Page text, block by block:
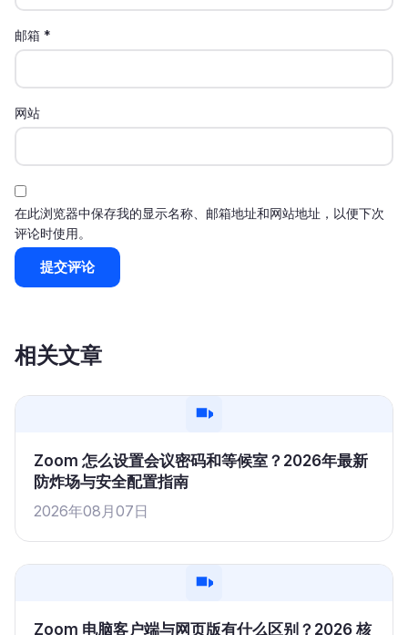
邮箱 *
网站
在此浏览器中保存我的显示名称、邮箱地址和网站地址，以便下次
评论时使用。
相关文章
Zoom 怎么设置会议密码和等候室？2026年最新
防炸场与安全配置指南
2026年08月07日
Zoom 电脑客户端与网页版有什么区别？2026 核